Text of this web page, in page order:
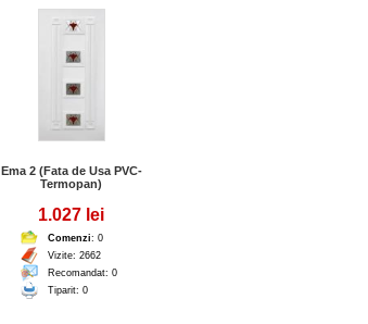
Ema 2 (Fata de Usa PVC-
Termopan)
1.027 lei
Comenzi: 0
Vizite: 2662
Recomandat: 0
Tiparit: 0